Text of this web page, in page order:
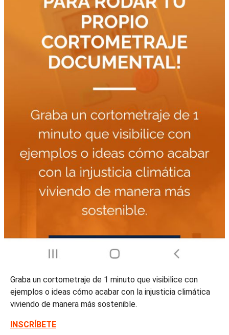
Graba un cortometraje de 1 minuto que visibilice con
ejemplos o ideas cómo acabar con la injusticia climática
viviendo de manera más sostenible.
INSCRÍBETE